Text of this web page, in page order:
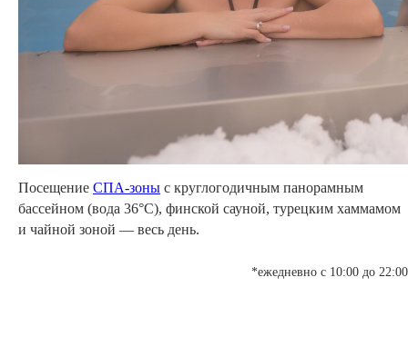
Посещение СПА-зоны с круглогодичным панорамным
бассейном (вода 36°C), финской сауной, турецким хаммамом
и чайной зоной — весь день.
*ежедневно с 10:00 до 22:00